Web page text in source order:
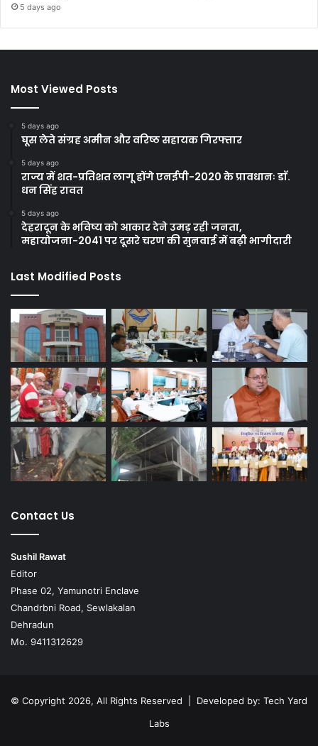
5 days ago
Most Viewed Posts
5 days ago
घूस लेते संग्रह अमीन और वरिष्ठ सहायक गिरफ्तार
5 days ago
राज्य में शत-प्रतिशत लागू होंगे एनईपी-2020 के प्रावधानः डाॅ.
धन सिंह रावत
5 days ago
देहरादून के भविष्य को आकार देने उमड़ रही जनता,
महायोजना-2041 पर दूसरे चरण की सुनवाई में बढ़ी भागीदारी
Last Modified Posts
Contact Us
Sushil Rawat
Editor
Phase 02, Yamunotri Enclave
Chandrbni Road, Sewlakalan
Dehradun
Mo. 9411312629
© Copyright 2026, All Rights Reserved | Developed by: Tech Yard
Labs